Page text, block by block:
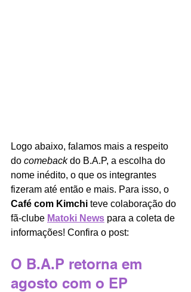
Logo abaixo, falamos mais a respeito
do comeback do B.A.P, a escolha do
nome inédito, o que os integrantes
fizeram até então e mais. Para isso, o
Café com Kimchi teve colaboração do
fã-clube Matoki News para a coleta de
informações! Confira o post:
O B.A.P retorna em
agosto com o EP